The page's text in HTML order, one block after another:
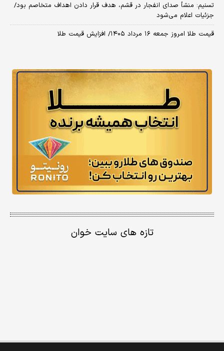
تسنیم: منشأ صدای انفجار در قشم، هدف قرار دادن اهداف متخاصم بود/
جزئیات اعلام می‌شود
قیمت طلا امروز جمعه ۱۶ مرداد ۱۴۰۵/ افزایش قیمت طلا
تازه های سایت خوان